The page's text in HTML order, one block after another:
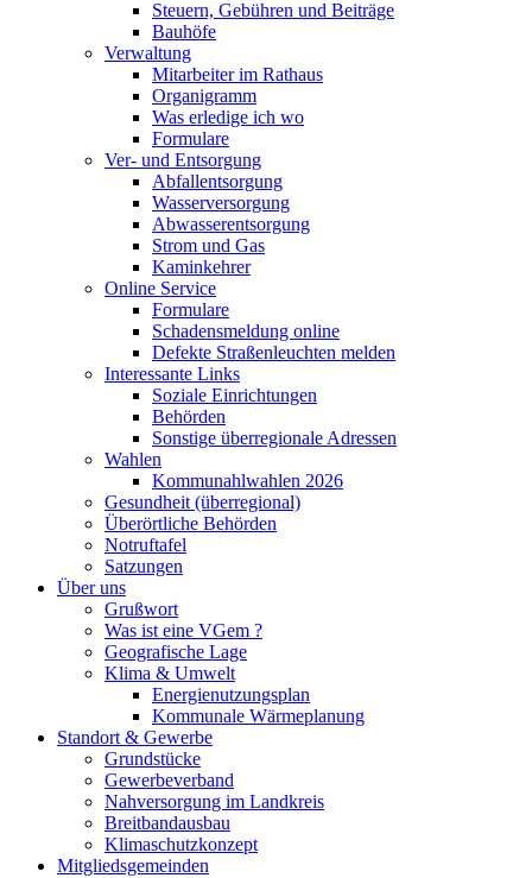
Steuern, Gebühren und Beiträge
Bauhöfe
Verwaltung
Mitarbeiter im Rathaus
Organigramm
Was erledige ich wo
Formulare
Ver- und Entsorgung
Abfallentsorgung
Wasserversorgung
Abwasserentsorgung
Strom und Gas
Kaminkehrer
Online Service
Formulare
Schadensmeldung online
Defekte Straßenleuchten melden
Interessante Links
Soziale Einrichtungen
Behörden
Sonstige überregionale Adressen
Wahlen
Kommunahlwahlen 2026
Gesundheit (überregional)
Überörtliche Behörden
Notruftafel
Satzungen
Über uns
Grußwort
Was ist eine VGem ?
Geografische Lage
Klima & Umwelt
Energienutzungsplan
Kommunale Wärmeplanung
Standort & Gewerbe
Grundstücke
Gewerbeverband
Nahversorgung im Landkreis
Breitbandausbau
Klimaschutzkonzept
Mitgliedsgemeinden